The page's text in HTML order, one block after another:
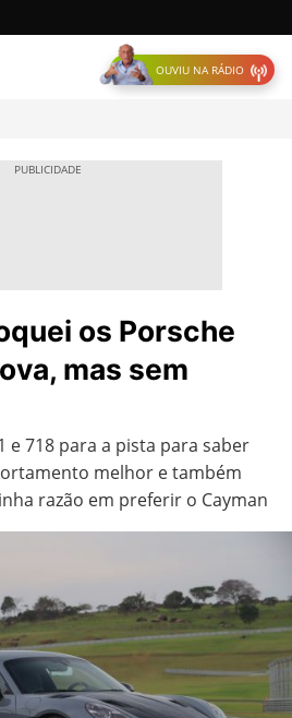
OUVIU NA RÁDIO
os Porsche
mas sem
e 718 para a pista para saber
melhor e também
razão em preferir o Cayman